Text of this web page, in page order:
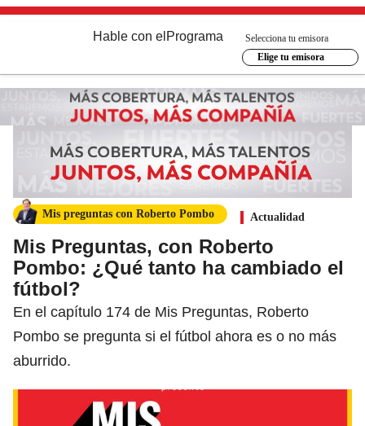
Hable con el Programa
Selecciona tu emisora
Elige tu emisora
Mis preguntas con Roberto Pombo Actualidad
Mis Preguntas, con Roberto
Pombo: ¿Qué tanto ha cambiado el
fútbol?
En el capítulo 174 de Mis Preguntas, Roberto
Pombo se pregunta si el fútbol ahora es o no más
aburrido.